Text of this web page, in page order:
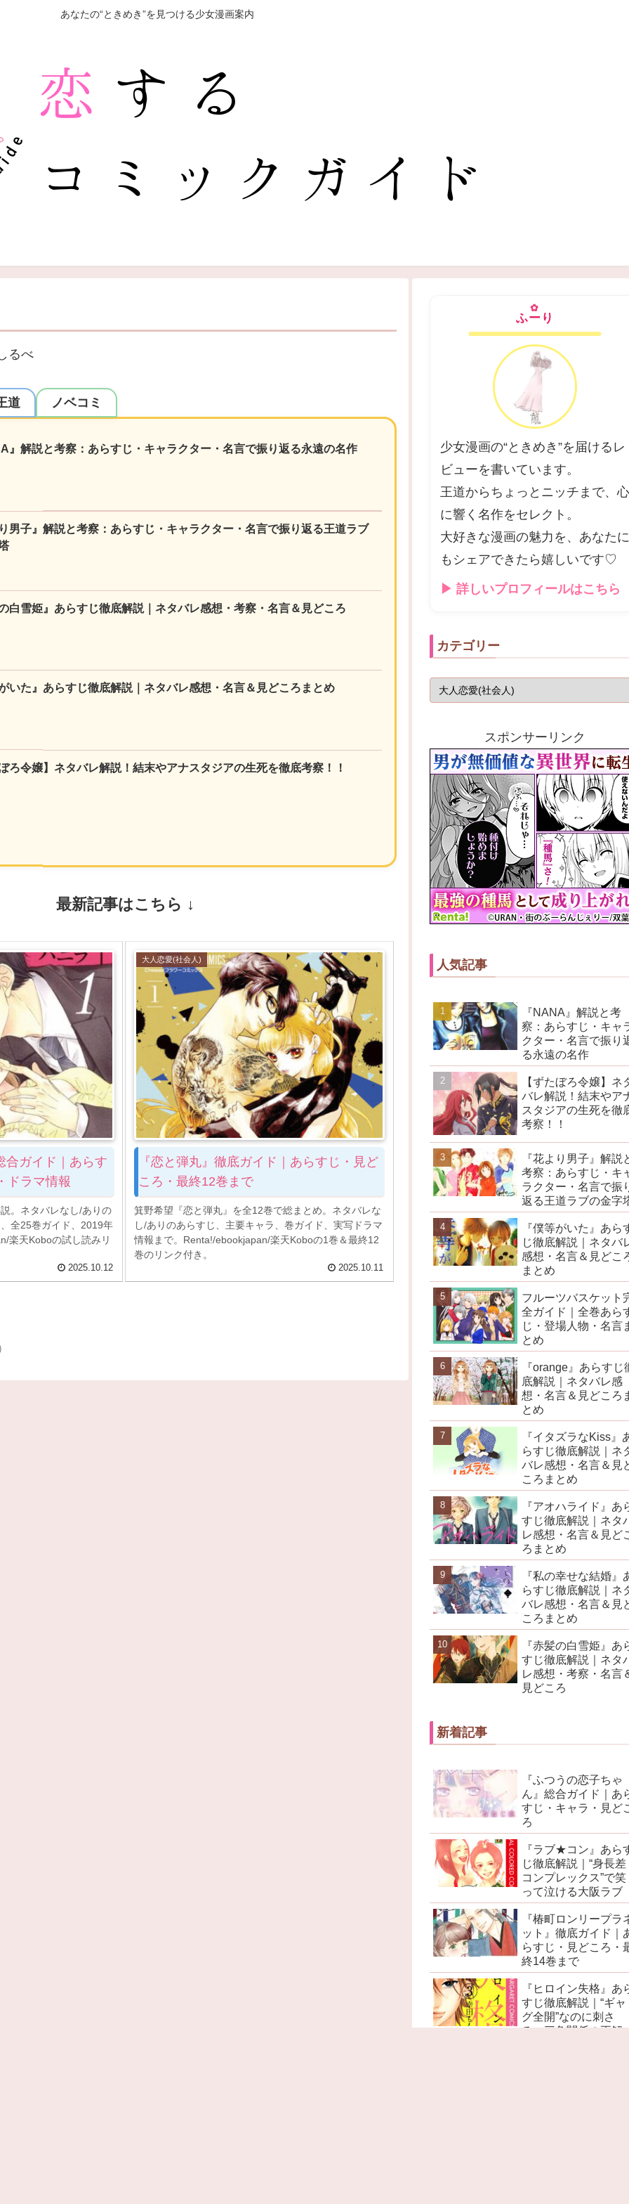
あなたの“ときめき”を見つける少女漫画案内
るべ
道 ノベコミ
』解説と考察：あらすじ・キャラクター・名言で振り返る永遠の名作
り男子』解説と考察：あらすじ・キャラクター・名言で振り返る王道ラブ
の白雪姫』あらすじ徹底解説｜ネタバレ感想・考察・名言＆見どころ
がいた』あらすじ徹底解説｜ネタバレ感想・名言＆見どころまとめ
ぼろ令嬢】ネタバレ解説！結末やアナスタジアの生死を徹底考察！！
最新記事はこちら ↓
合ガイド｜あらす
ドラマ情報
。ネタバレなし/ありの
全25巻ガイド、2019年
楽天Koboの試し読みリ
2025.10.12
大人恋愛(社会人)
『恋と弾丸』徹底ガイド｜あらすじ・見ど
ころ・最終12巻まで
箕野希望『恋と弾丸』を全12巻で総まとめ。ネタバレな
し/ありのあらすじ、主要キャラ、巻ガイド、実写ドラマ
情報まで。Renta!/ebookjapan/楽天Koboの1巻＆最終12
巻のリンク付き。
2025.10.11
ふーり
少女漫画の“ときめき”を届けるレ
ビューを書いています。
王道からちょっとニッチまで、心
に響く名作をセレクト。
大好きな漫画の魅力を、あなたに
もシェアできたら嬉しいです♡
▶ 詳しいプロフィールはこちら
カテゴリー
スポンサーリンク
人気記事
『NANA』解説と考
察：あらすじ・キャ
クター・名言で振り
る永遠の名作
【ずたぼろ令嬢】ネ
バレ解説！結末やア
スタジアの生死を徹
考察！！
『花より男子』解説
考察：あらすじ・キ
ラクター・名言で振
返る王道ラブの金字
『僕等がいた』あら
じ徹底解説｜ネタバ
感想・名言＆見どこ
まとめ
フルーツバスケット
全ガイド｜全巻あら
じ・登場人物・名言
とめ
『orange』あらすじ
底解説｜ネタバレ感
想・名言＆見どころ
とめ
『イタズラなKiss』
らすじ徹底解説｜ネ
バレ感想・名言＆見
ころまとめ
『アオハライド』あ
すじ徹底解説｜ネタ
レ感想・名言＆見ど
ろまとめ
『私の幸せな結婚』
らすじ徹底解説｜ネ
バレ感想・名言＆見
ころまとめ
『赤髪の白雪姫』あ
すじ徹底解説｜ネタ
レ感想・考察・名言
見どころ
新着記事
『ふつうの恋子ちゃ
ん』総合ガイド｜あ
すじ・キャラ・見ど
ろ
『ラブ★コン』あら
じ徹底解説｜“身長差
コンプレックス”で笑
って泣ける大阪ラブ
『椿町ロンリープラ
ット』徹底ガイド｜
らすじ・見どころ・
終14巻まで
『ヒロイン失格』あ
すじ徹底解説｜“ギャ
グ全開”なのに刺さ
る、三角関係の正解